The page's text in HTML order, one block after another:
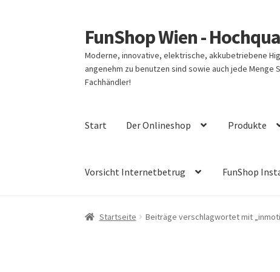
Zur
Navigation
springen
Zum
Inhalt
springen
FunShop Wien -
Moderne, innovative, elektrische, akkubetriebene
angenehm zu benutzen sind sowie auch jede
Fachhändler!
Start Der Onlineshop Produkte
Vorsicht Internetbetrug FunShop
Startseite Beiträge verschlagwortet mit